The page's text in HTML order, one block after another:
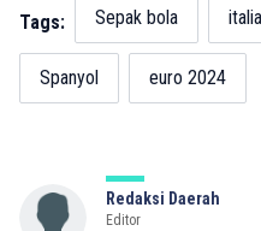
Tags: Sepak bola italia
Spanyol euro 2024
Redaksi Daerah
Editor